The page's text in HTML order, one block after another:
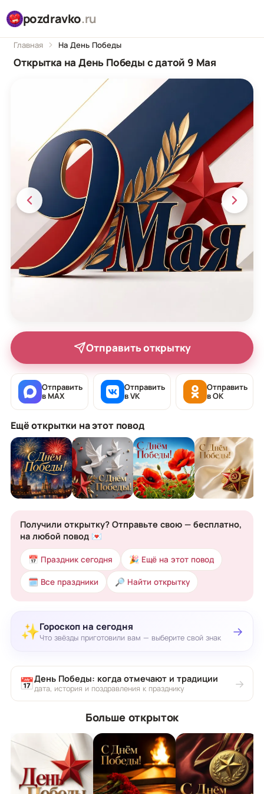
pozdravko.ru
Главная На День Победы
Открытка на День Победы с датой 9 Мая
Отправить открытку
Отправить
в MAX
Отправить
в VK
Отправить
в OK
Ещё открытки на этот повод
Получили открытку? Отправьте свою — бесплатно,
на любой повод 💌
📅 Праздник сегодня 🎉 Ещё на этот повод
🗓 Все праздники 🔎 Найти открытку
✨Гороскоп на сегодня
Что звёзды приготовили вам — выберите свой знак →
📅День Победы: когда отмечают и традиции
дата, история и поздравления к празднику →
Больше открыток